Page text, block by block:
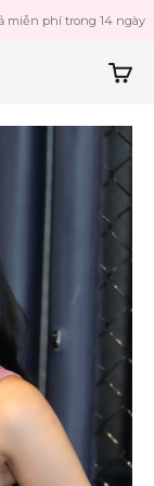
phí trong 14 ngày
Giỏ